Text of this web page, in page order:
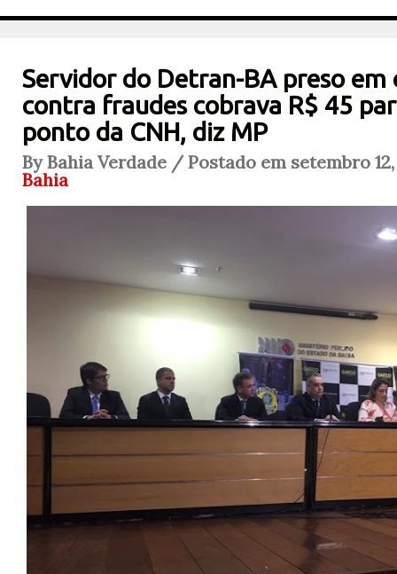
Servidor do Detran-BA preso em
contra fraudes cobrava R$ 45
ponto da CNH, diz MP
By Bahia Verdade / Postado em setembro
Bahia